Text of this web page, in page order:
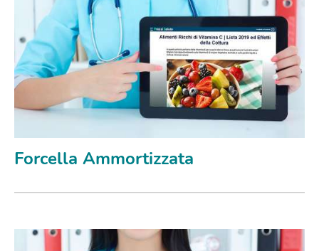
Forcella Ammortizzata